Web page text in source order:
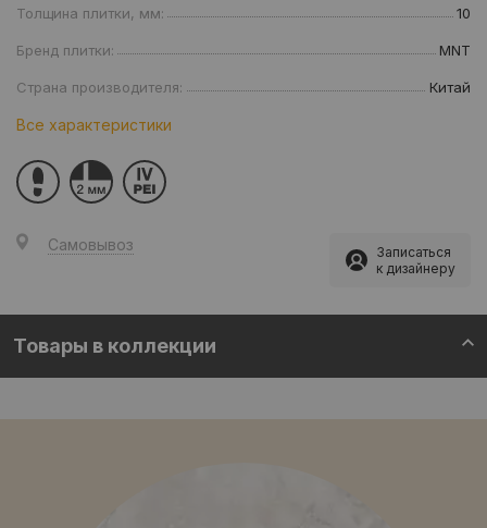
Толщина плитки, мм: 10
Бренд плитки: MNT
Страна производителя: Китай
Все характеристики
Самовывоз
Записаться
к дизайнеру
Товары в коллекции